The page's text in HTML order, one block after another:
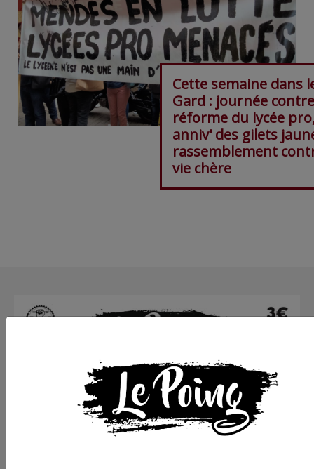
Cette semaine dans
Gard : journée
réforme du lycée
anniv' des gilets
rassemblement
vie chère